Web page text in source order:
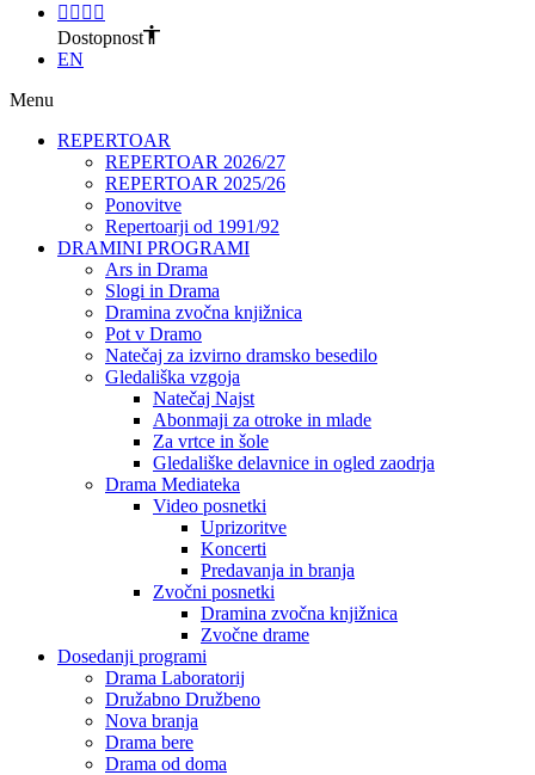
Dostopnost
EN
Menu
REPERTOAR
REPERTOAR 2026/27
REPERTOAR 2025/26
Ponovitve
Repertoarji od 1991/92
DRAMINI PROGRAMI
Ars in Drama
Slogi in Drama
Dramina zvočna knjižnica
Pot v Dramo
Natečaj za izvirno dramsko besedilo
Gledališka vzgoja
Natečaj Najst
Abonmaji za otroke in mlade
Za vrtce in šole
Gledališke delavnice in ogled zaodrja
Drama Mediateka
Video posnetki
Uprizoritve
Koncerti
Predavanja in branja
Zvočni posnetki
Dramina zvočna knjižnica
Zvočne drame
Dosedanji programi
Drama Laboratorij
Družabno Družbeno
Nova branja
Drama bere
Drama od doma